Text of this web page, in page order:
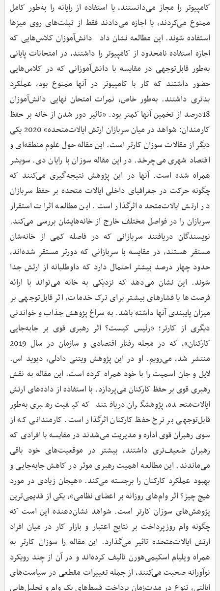
کامپیوتر را مجاز می‌دانستند، یا استفاده از رایانه‌ را به‌طور کامل
ممنوع می‌کردند، یا اجازه می‌دادند فقط از تبلت‌های روی میزها
استفاده شوند. این مطالعه نشان داد دانش‌آموزان کلاس‌هایی که
اجازه استفاده نامحدود از کامپیوتر را داشتند، در امتحانات پایانی
به‌طور قابل‌توجهی در مقایسه با دانش‌آموزانی که در کلاس‌هایی
حضور داشتند که کار با کامپیوتر در آنها ممنوع بود، عملکرد
بدتری داشتند. به‌طور خاص، نمرات امتحان نهایی دانش‌آموزان
18درصد از تخمین آنها کمتر بود. «تاثیر دور شدن از خانه بر حفظ
کارمندان: شواهد در میان سربازان ارتش ایالات‌متحده» 2020 یکی
دیگر از مقالات سوزان کارتر است. این مقاله حول علوم منطقه‌ای و
اقتصاد شهری می‌چرخد. در این مقاله سوزان با رایان دی. سویشر
همراه شده است. آنها در این پژوهش نتیجه‌گیری می‌کنند که
چگونه حرکت در جغرافیای داخلی ایالات متحده بر حفظ سربازان
در ارتش ایالات‌متحده اثرگذار است. این مطالعه اثرات استقرار
سربازان را در فواصل مختلف خارج از خانه‌هایشان بررسی می‌کند.
نویسندگان دریافتند سربازانی که در فاصله کمی از خانه‌شان
مستقر هستند، در مقایسه با سربازانی که دورتر مستقر شده‌اند،
حدود چهار درصد بیشتر احتمال دارد که داوطلبانه از ارتش جدا
شوند. این نشان می‌دهد که نزدیکی به خانه می‌تواند با ارائه
فرصت‌ها یا فشارهای بیشتر برای ترک خدمات، اثر قابل‌توجهی بر
میزان پایبندی آنها داشته باشد. به سراغ پژوهش جذاب و خواندنی
دیگری از کارتر؛ «رئیس کیست؟ اثر رهبری قوی بر جابه‌جایی
کارکنان»، که در مجله رفتار اقتصادی و سازمان در سال 2019
منتشر شد، می‌رویم. او در این پژوهش ویتنی دادلی، دیوید اس.
لایل و جان اسمیت را با خود همراه کرده است. این مقاله به نقش
رهبری قوی بر حفظ کارکنان می‌پردازد. با استفاده از داده‌های ارتش
ایالات‌متحده، پژوهشگران دریافتند که کیفیت رهبری به‌طور
قابل‌توجهی بر نرخ حفظ کارکنان اثرگذار است. کارمندانی که از
سوی رهبران قوی اداره و مدیریت می‌شدند در مقایسه با افرادی که
رهبران ضعیف‌تری داشتند، بیشتر در موقعیت‌های خود باقی
می‌ماندند. این مطالعه اهمیت رهبری موثر در کاهش جابه‌جایی و
بهبود عملکرد کارکنان را برجسته می‌کند. «هیجان زیادی در مورد
هیچ چیز؟ اثر وام‌های روزانه بر اعضای نظامی»، یکی از قدیمی‌ترین
پژوهش‌های سوزان کارتر است. شواهد نشان‌دهنده این است که
چگونه وام روزپرداخت بر نتایج اعتبار و بازار کار در میان افراد
ارتش ایالات‌متحده تاثیر می‌گذارد. این مقاله را سوزان کارتر به
همراه ویلیام اسکیمی‌هورن تالیف کرده‌اند و در آن از چند رویکرد
نوآورانه صحبت می‌کنند، از جمله تغییرات مقطعی در سیاست‌های
ایالتی، تنوع در مدت‌زمان پرداخت قسط‌های یک وام و تحلیل‌هایی